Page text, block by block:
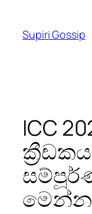
content
Supiri Gossip
ICC
මෙන්න